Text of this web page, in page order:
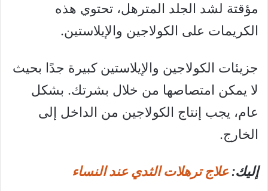
مؤقتة لشد الجلد المترهل، تحتوي هذه
الكريمات على الكولاجين والإيلاستين.
جزيئات الكولاجين والإيلاستين كبيرة جدًا بحيث
لا يمكن امتصاصها من خلال بشرتك. بشكل
عام، يجب إنتاج الكولاجين من الداخل إلى
الخارج.
إليك:علاج ترهلات الثدي عند النساء